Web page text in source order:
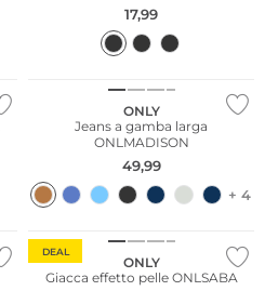
17,99
ONLY
Jeans a gamba larga
ONLMADISON
49,99
+ 4
DEAL
Più venduto
ONLY
Giacca effetto pelle ONLSABA